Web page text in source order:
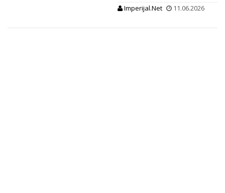
Imperijal.Net 11.06.2026